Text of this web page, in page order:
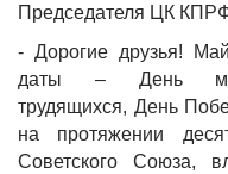
Председателя ЦК
- Дорогие друзья!
даты – День
трудящихся, День
на протяжении
Советского Союза,